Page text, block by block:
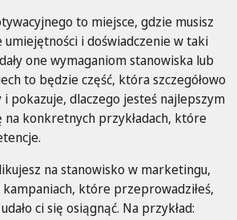
to miejsce, gdzie musisz
i doświadczenie w taki
one wymaganiom stanowiska lub
to będzie część, która szczegółowo
pokazuje, dlaczego jesteś najlepszym
na konkretnych przykładach, które
na stanowisko w marketingu,
które przeprowadziłeś,
ci się osiągnąć. Na przykład: